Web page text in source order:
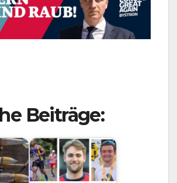
Beiträge: